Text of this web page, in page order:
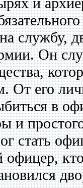
службу,
Он
От его
в
и
стать
офицер,